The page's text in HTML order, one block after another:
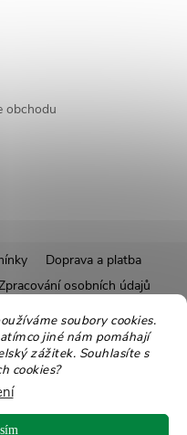
soubory cookies.
jiné nám pomáhají
zážitek. Souhlasíte s
cookies?
obchodu
Doprava a platba
osobních údajů
program
Recepty
balení Moje objednávka
vyhrazena.Upravit nastavení